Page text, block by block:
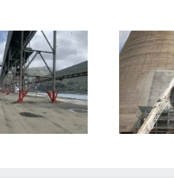
Εργασίες Ενίσχυσης και
Διάνοιξης Οπής σε
Πύργο Ψύξης στην
Κοζάνη